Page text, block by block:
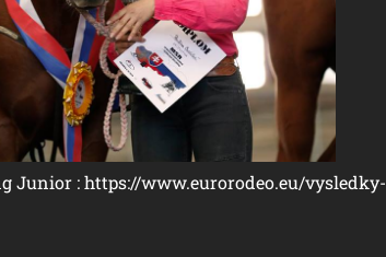
Junior : https://www.eurorodeo.eu/vysledky-